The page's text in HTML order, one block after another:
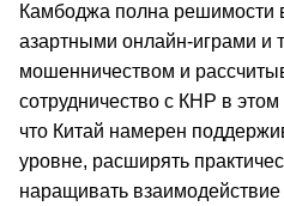
Камбоджа полна решимости
азартными онлайн-играми и
мошенничеством и
сотрудничество с КНР в
что Китай намерен
уровне, расширять
наращивать